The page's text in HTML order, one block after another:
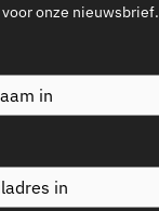
onze nieuwsbrief.